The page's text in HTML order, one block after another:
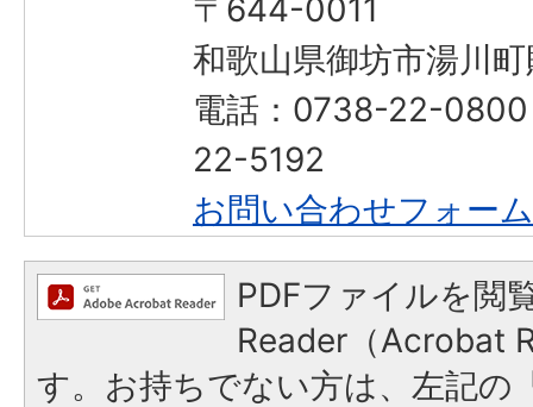
〒644-0011
和歌山県御坊市湯川
電話：0738-22-
22-5192
お問い合わせフォーム
PDFファイルを閲
Reader（Acrobat
す。お持ちでない方は、左記の